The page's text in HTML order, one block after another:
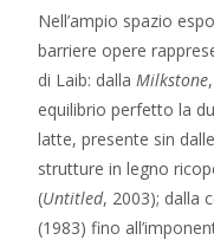
Nell’ampio spazio
barriere opere
di Laib: dalla Milkstone
equilibrio perfetto la
latte, presente sin
strutture in legno
(Untitled, 2003); dalla
(1983) fino